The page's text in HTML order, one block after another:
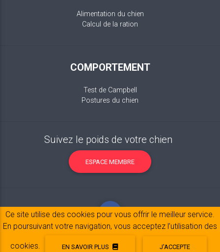
Alimentation du chien
Calcul de la ration
COMPORTEMENT
Test de Campbell
Postures du chien
Suivez le poids de votre chien
ESPACE MEMBRE
Mentions légales© 2017-2020 Copyright:belpatt.fr
Ce site utilise des cookies pour vous offrir le meilleur service.
En poursuivant votre navigation, vous acceptez l’utilisation des
cookies. EN SAVOIR PLUS J'ACCEPTE